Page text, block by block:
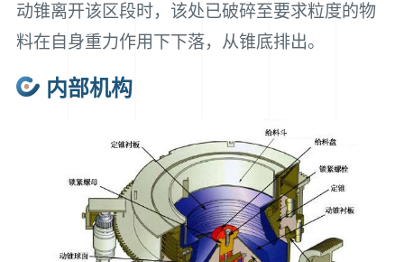
动锥离开该区段时，该处已破碎至要求粒度的物
料在自身重力作用下下落，从锥底排出。
内部机构